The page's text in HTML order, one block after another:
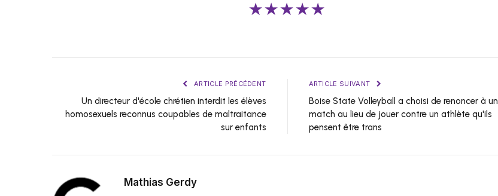
★★★★★
ARTICLE PRÉCÉDENT
Un directeur d'école chrétien interdit les élèves
homosexuels reconnus coupables de maltraitance
sur enfants
ARTICLE SUIVANT
Boise State Volleyball a choisi de renoncer à un
match au lieu de jouer contre un athlète qu'ils
pensent être trans
Mathias Gerdy